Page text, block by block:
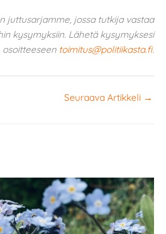
juttusarjamme, jossa tutkija vastaa
kysymyksiin. Lähetä kysymyksesi
osoitteeseen toimitus@politiikasta.fi.
Seuraava Artikkeli →